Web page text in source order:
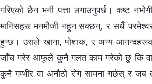
गरिएको छैन भनी पत्ता लगाउनुपर्छ। कष्ट
मानिसहरू मनमौजी नहुन सक्छन्, र सधैँ
हुन्छ। उसले खाना, पोशाक, र अन्य
जाँच गरेर आफूले कुनै गलत काम गरेको छु कि वा
कुनै गम्भीर वा अनौठो रोग सामना गर्छस् र